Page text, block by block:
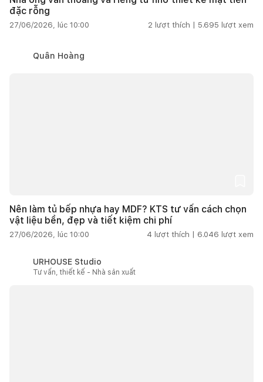
đặc rỗng
27/06/2026, lúc 10:00 2 lượt thích | 5.695 lượt xem
Quân Hoàng
Nên làm tủ bếp nhựa hay MDF? KTS tư vấn cách chọn
vật liệu bền, đẹp và tiết kiệm chi phí
27/06/2026, lúc 10:00 4 lượt thích | 6.046 lượt xem
URHOUSE Studio
Tư vấn, thiết kế - Nhà sản xuất